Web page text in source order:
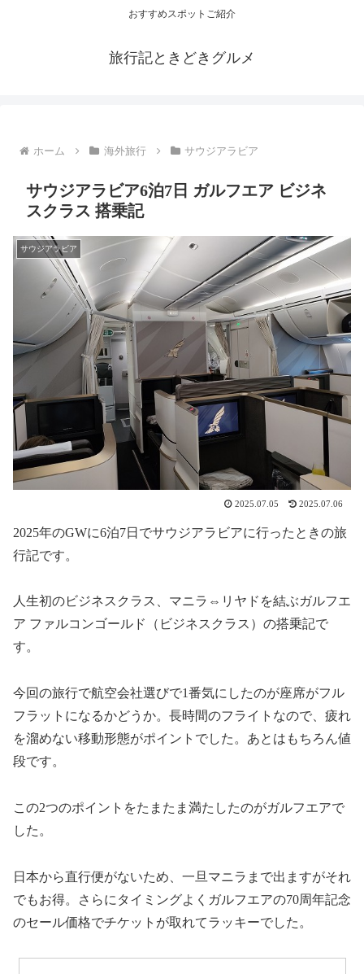
おすすめスポットご紹介
旅行記ときどきグルメ
ホーム 海外旅行 サウジアラビア
サウジアラビア6泊7日 ガルフエア ビジネ
スクラス 搭乗記
サウジアラビア
2025.07.05 2025.07.06
2025年のGWに6泊7日でサウジアラビアに行ったときの旅
行記です。
人生初のビジネスクラス、マニラ⇔リヤドを結ぶガルフエ
ア ファルコンゴールド（ビジネスクラス）の搭乗記で
す。
今回の旅行で航空会社選びで1番気にしたのが座席がフル
フラットになるかどうか。長時間のフライトなので、疲れ
を溜めない移動形態がポイントでした。あとはもちろん値
段です。
この2つのポイントをたまたま満たしたのがガルフエアで
した。
日本から直行便がないため、一旦マニラまで出ますがそれ
でもお得。さらにタイミングよくガルフエアの70周年記念
のセール価格でチケットが取れてラッキーでした。